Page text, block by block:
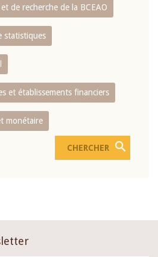
de recherche de la BCEAO
statistiques
et établissements financiers
monétaire